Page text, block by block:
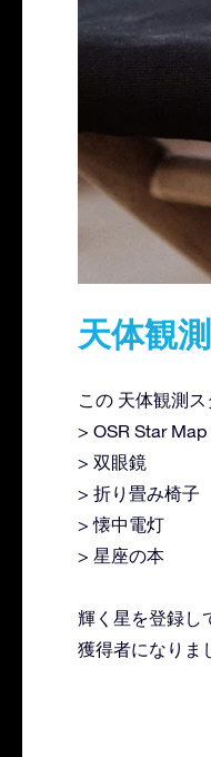
天体観
この 天体観測
> OSR Star Map
> 双眼鏡
> 折り畳み椅子
> 懐中電灯
> 星座の本
輝く星を登録し
獲得者になりま